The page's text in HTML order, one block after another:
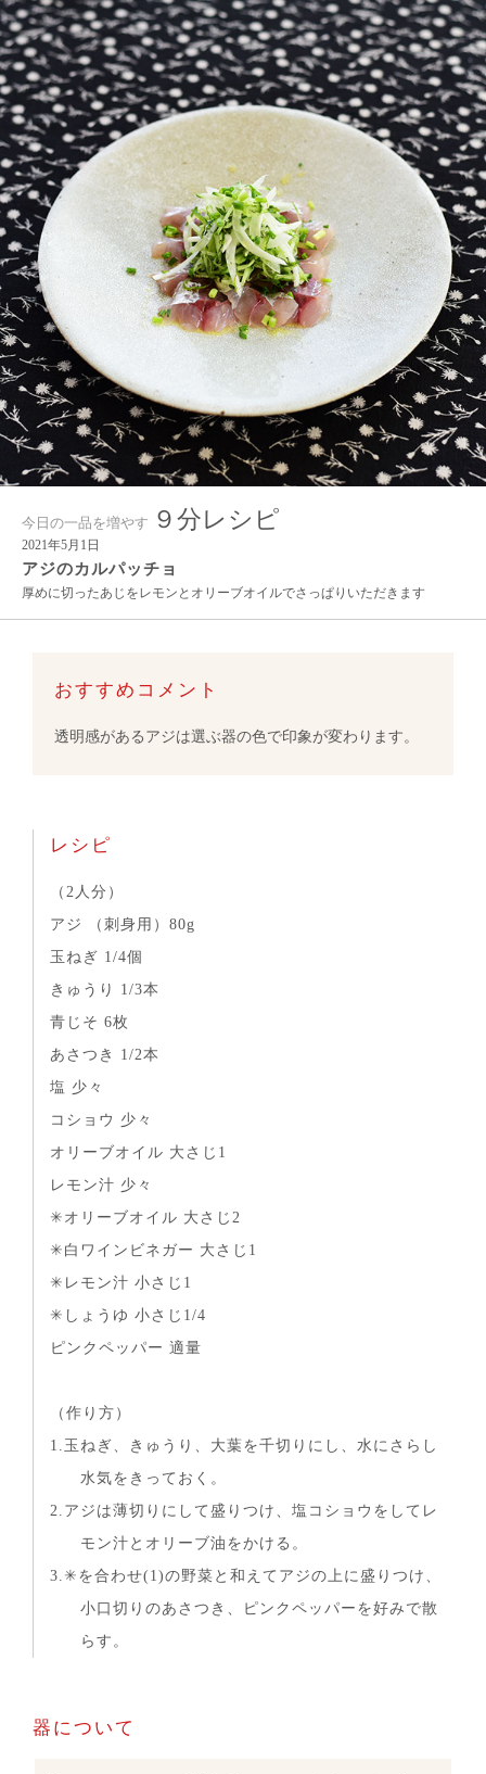
今日の一品を増やす ９分レシピ
2021年5月1日
アジのカルパッチョ
厚めに切ったあじをレモンとオリーブオイルでさっぱりいただきます
おすすめコメント
透明感があるアジは選ぶ器の色で印象が変わります。
レシピ
（2人分）
アジ （刺身用）80g
玉ねぎ 1/4個
きゅうり 1/3本
青じそ 6枚
あさつき 1/2本
塩 少々
コショウ 少々
オリーブオイル 大さじ1
レモン汁 少々
✳︎オリーブオイル 大さじ2
✳︎白ワインビネガー 大さじ1
✳︎レモン汁 小さじ1
✳︎しょうゆ 小さじ1/4
ピンクペッパー 適量
（作り方）
1.玉ねぎ、きゅうり、大葉を千切りにし、水にさらし
水気をきっておく。
2.アジは薄切りにして盛りつけ、塩コショウをしてレ
モン汁とオリーブ油をかける。
3.✳︎を合わせ(1)の野菜と和えてアジの上に盛りつけ、
小口切りのあさつき、ピンクペッパーを好みで散
らす。
器について